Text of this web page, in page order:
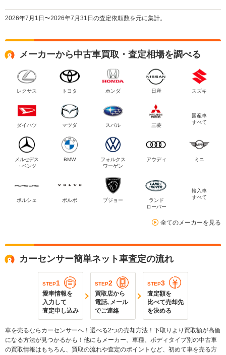
2026年7月1日〜2026年7月31日の査定依頼数を元に集計。
メーカーから中古車買取・査定相場を調べる
レクサス トヨタ ホンダ 日産 スズキ
ダイハツ マツダ スバル 三菱
国産車
すべて
メルセデス
・ベンツ
BMW
フォルクス
ワーゲン
アウディ ミニ
ポルシェ ボルボ プジョー
ランド
ローバー
輸入車
すべて
全てのメーカーを見る
カーセンサー簡単ネット車査定の流れ
STEP1
愛車情報を
入力して
査定申し込み
STEP2
買取店から
電話､メール
でご連絡
STEP3
査定額を
比べて売却先
を決める
車を売るならカーセンサーへ！選べる2つの売却方法！下取りより買取額が高価
になる方法が見つかるかも！他にもメーカー、車種、ボディタイプ別の中古車
の買取情報はもちろん、買取の流れや査定のポイントなど、初めて車を売る方